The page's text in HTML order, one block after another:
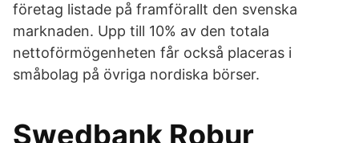
företag listade på framförallt den svenska
marknaden. Upp till 10% av den totala
nettoförmögenheten får också placeras i
småbolag på övriga nordiska börser.
Swedbank Robur